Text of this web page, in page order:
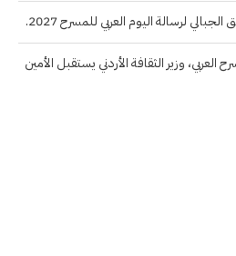
لرسالة اليوم العربي للمسرح 2027.
وزير الثقافة الأردني يستقبل الأمين